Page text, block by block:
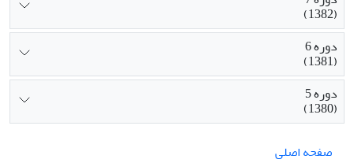
(1382)
دوره 6
(1381)
دوره 5
(1380)
صفحه اصلی